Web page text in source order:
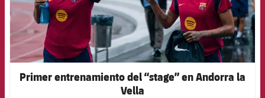
Primer entrenamiento del “stage” en Andorra la
Vella